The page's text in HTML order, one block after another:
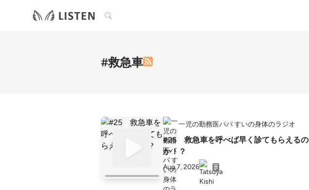
検索
#救急車
一児の勤務医パパ すいの身体のラジオ
#25 救急車を呼べば早く診てもらえるの
か！？
Aug 7, 2026